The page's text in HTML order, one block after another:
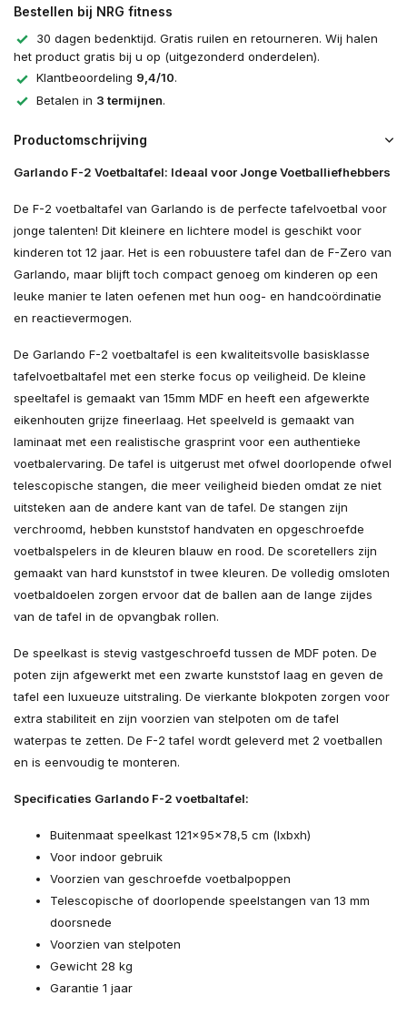
Bestellen bij NRG fitness
30 dagen bedenktijd. Gratis ruilen en retourneren. Wij halen
het product gratis bij u op (uitgezonderd onderdelen).
Klantbeoordeling 9,4/10.
Betalen in 3 termijnen.
Productomschrijving
Garlando F-2 Voetbaltafel: Ideaal voor Jonge Voetballiefhebbers
De F-2 voetbaltafel van Garlando is de perfecte tafelvoetbal voor
jonge talenten! Dit kleinere en lichtere model is geschikt voor
kinderen tot 12 jaar. Het is een robuustere tafel dan de F-Zero van
Garlando, maar blijft toch compact genoeg om kinderen op een
leuke manier te laten oefenen met hun oog- en handcoördinatie
en reactievermogen.
De Garlando F-2 voetbaltafel is een kwaliteitsvolle basisklasse
tafelvoetbaltafel met een sterke focus op veiligheid. De kleine
speeltafel is gemaakt van 15mm MDF en heeft een afgewerkte
eikenhouten grijze fineerlaag. Het speelveld is gemaakt van
laminaat met een realistische grasprint voor een authentieke
voetbalervaring. De tafel is uitgerust met ofwel doorlopende ofwel
telescopische stangen, die meer veiligheid bieden omdat ze niet
uitsteken aan de andere kant van de tafel. De stangen zijn
verchroomd, hebben kunststof handvaten en opgeschroefde
voetbalspelers in de kleuren blauw en rood. De scoretellers zijn
gemaakt van hard kunststof in twee kleuren. De volledig omsloten
voetbaldoelen zorgen ervoor dat de ballen aan de lange zijdes
van de tafel in de opvangbak rollen.
De speelkast is stevig vastgeschroefd tussen de MDF poten. De
poten zijn afgewerkt met een zwarte kunststof laag en geven de
tafel een luxueuze uitstraling. De vierkante blokpoten zorgen voor
extra stabiliteit en zijn voorzien van stelpoten om de tafel
waterpas te zetten. De F-2 tafel wordt geleverd met 2 voetballen
en is eenvoudig te monteren.
Specificaties Garlando F-2 voetbaltafel:
Buitenmaat speelkast 121x95x78,5 cm (lxbxh)
Voor indoor gebruik
Voorzien van geschroefde voetbalpoppen
Telescopische of doorlopende speelstangen van 13 mm
doorsnede
Voorzien van stelpoten
Gewicht 28 kg
Garantie 1 jaar